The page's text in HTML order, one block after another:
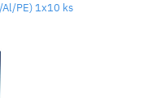
PE) 1x10 ks